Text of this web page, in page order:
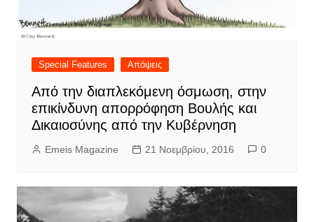
Special Features Απόψεις
Από την διαπλεκόμενη όσμωση, στην
επικίνδυνη απορρόφηση Βουλής και
Δικαιοσύνης από την Κυβέρνηση
Emeis Magazine 21 Νοεμβρίου, 2016 0